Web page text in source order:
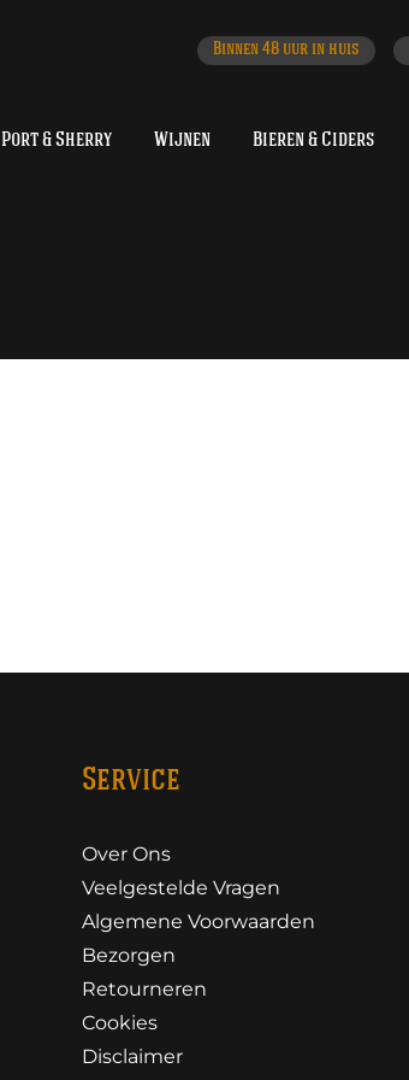
Binnen 48 uur in huis
Port & Sherry Wijnen Bieren & Ciders
Service
Over Ons
Veelgestelde Vragen
Algemene Voorwaarden
Bezorgen
Retourneren
Cookies
Disclaimer